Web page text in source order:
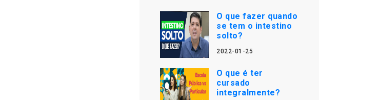
O que fazer quando
se tem o intestino
solto?
2022-01-25
O que é ter
cursado
integralmente?